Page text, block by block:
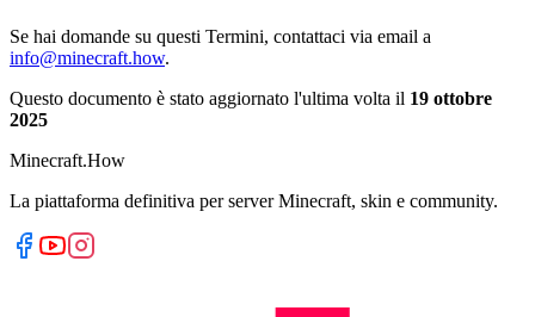
Se hai domande su questi Termini, contattaci via email a
info@minecraft.how.
Questo documento è stato aggiornato l'ultima volta il 19 ottobre
2025
Minecraft.How
La piattaforma definitiva per server Minecraft, skin e community.